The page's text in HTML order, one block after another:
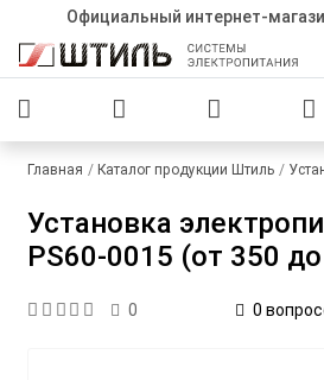
Официальный интернет-
Главная Каталог продукции Штиль
Установка
PS60-0015 (от 350
0 0